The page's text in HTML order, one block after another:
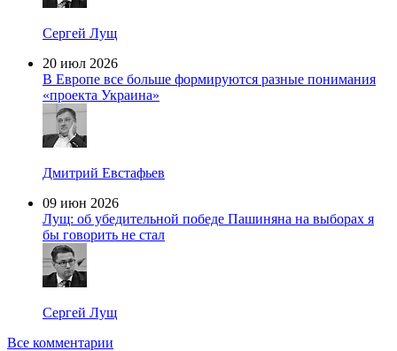
Сергей Лущ
20 июл 2026
В Европе все больше формируются разные понимания
«проекта Украина»
Дмитрий Евстафьев
09 июн 2026
Лущ: об убедительной победе Пашиняна на выборах я
бы говорить не стал
Сергей Лущ
Все комментарии